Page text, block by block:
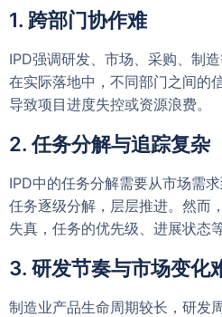
1. 跨部门协作难
IPD强调研发、市场、采购、制
在实际落地中，不同部门之间的
导致项目进度失控或资源浪费。
2. 任务分解与追踪复杂
IPD中的任务分解需要从市场需
任务逐级分解，层层推进。然而
失真，任务的优先级、进展状态
3. 研发节奏与市场变化
制造业产品生命周期较长，研发